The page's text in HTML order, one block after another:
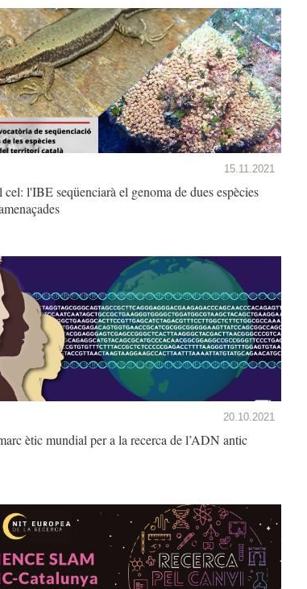
15.11.2021
l'IBE seqüenciarà el genoma de dues espècies
20.10.2021
ètic mundial per a la recerca de l’ADN antic